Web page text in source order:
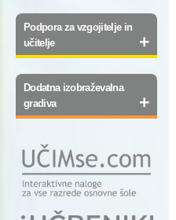
Podpora za vzgojitelje in
učitelje
+
Dodatna izobraževalna
gradiva
+